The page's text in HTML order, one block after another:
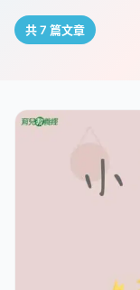
共 7 篇文章